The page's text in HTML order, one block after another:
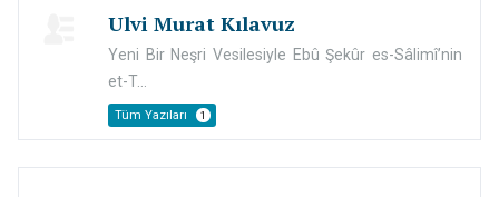
Ulvi Murat Kılavuz
Yeni Bir Neşri Vesilesiyle Ebû Şekûr es-Sâlimî’nin
et-T...
Tüm Yazıları 1